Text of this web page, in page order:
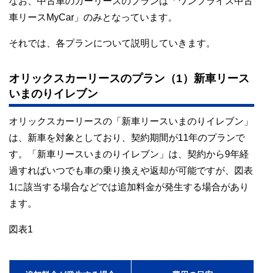
車リースMyCar」のみとなっています。
それでは、各プランについて説明していきます。
オリックスカーリースのプラン（1）新車リース
いまのりイレブン
オリックスカーリースの「新車リースいまのりイレブン」
は、新車を対象としており、契約期間が11年のプランで
す。「新車リースいまのりイレブン」は、契約から9年経
過すればいつでも車の乗り換えや返却が可能ですが、図表
1に該当する場合などでは追加料金が発生する場合があり
ます。
図表1